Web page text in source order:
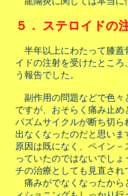
５． ステロイドの
半年以上にわたって膝蓋
イドの注射を受けたとこ
う報告でした。
副作用の問題などで色々
ですが、おそらく痛み止
パズムサイクルが断ち切
出なくなったのだと思い
原因は既になく、ペイン
っていたのではないでし
チの治療としても見直され
痛みがでなくなったから